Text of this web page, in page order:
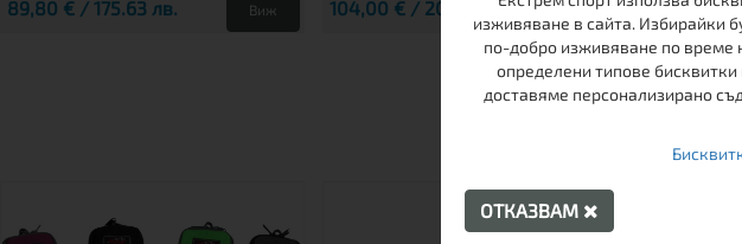
89,80 € / 175.63 лв. Виж 104,00 € / 203.41 лв. Виж 23,00 € /
ДРУГИ
изживяване в сайта. Избирайки
по-добро изживяване по време
определени типове
доставяме персонализирано
ОТКАЗВАМ